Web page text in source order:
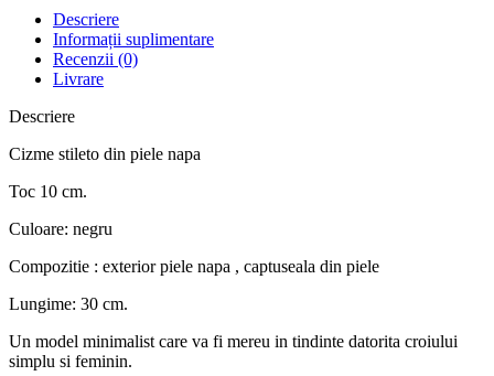
Descriere
Informații suplimentare
Recenzii (0)
Livrare
Descriere
Cizme stileto din piele napa
Toc 10 cm.
Culoare: negru
Compozitie : exterior piele napa , captuseala din piele
Lungime: 30 cm.
Un model minimalist care va fi mereu in tindinte datorita croiului
simplu si feminin.